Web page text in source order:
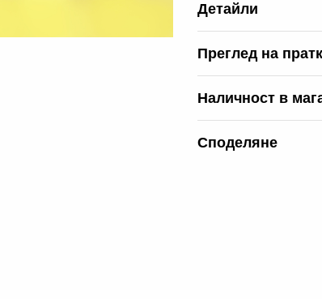
Детайли
Преглед на
Наличност в
Споделяне